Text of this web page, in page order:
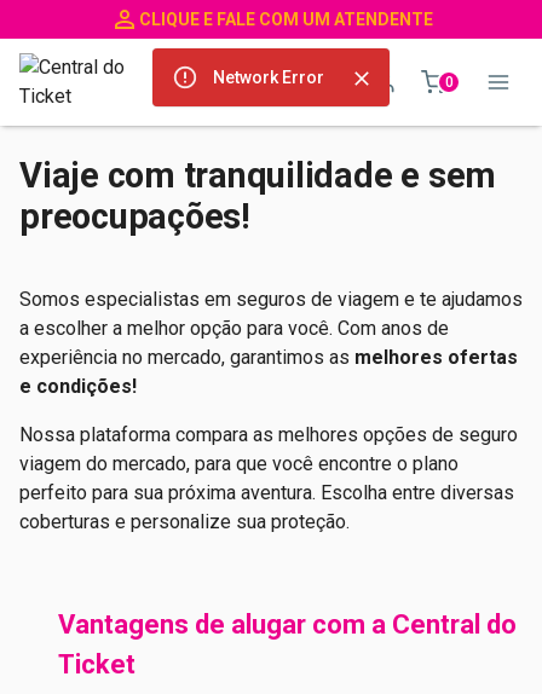
CLIQUE E FALE COM UM ATENDENTE
0
Viaje com tranquilidade e sem
preocupações!
Somos especialistas em seguros de viagem e te ajudamos
a escolher a melhor opção para você. Com anos de
experiência no mercado, garantimos as melhores ofertas
e condições!
Nossa plataforma compara as melhores opções de seguro
viagem do mercado, para que você encontre o plano
perfeito para sua próxima aventura. Escolha entre diversas
coberturas e personalize sua proteção.
Vantagens de alugar com a Central do
Ticket
Network Error